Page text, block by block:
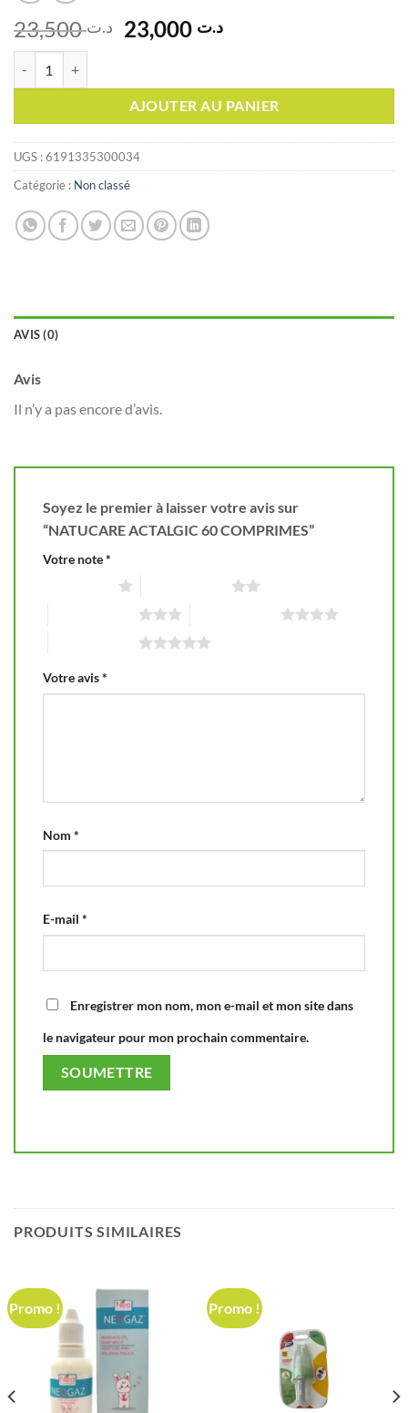
د.ت23,500
Le
prix
était :
د.ت 23,500.
د.تLe
est :
AJOUTER AU PANIER
UGS :6191335300034
Catégorie : Non classé
AVIS (0)
Avis
Il n’y a pas encore d’avis.
Soyez le premier à laisser votre avis sur
“NATUCARE ACTALGIC 60 COMPRIMES”
Votre note*
Votre avis*
Nom *
E-mail *
Enregistrer mon nom, mon e-mail et mon site dans
le navigateur pour mon prochain commentaire.
PRODUITS SIMILAIRES
Promo ! Promo !